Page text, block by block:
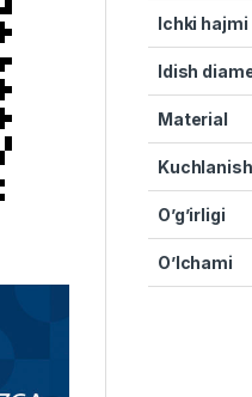
Ichki hajmi
Idish
Material
Kuchlanish
O’g’irligi
O’lchami